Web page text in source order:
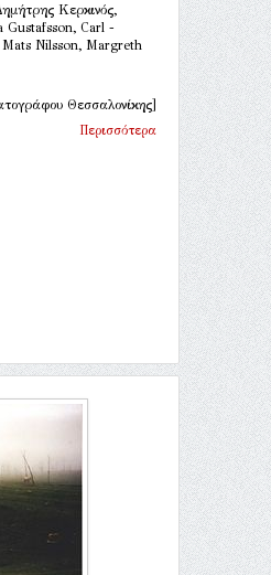
Κερκινός,
Gustafsson, Carl -
Nilsson, Margreth
Θεσσαλονίκης]
Περισσότερα